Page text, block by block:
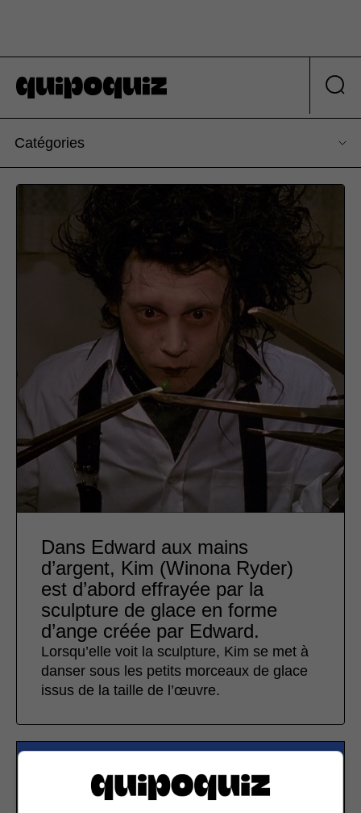
Catégories
Dans Edward aux mains
d’argent, Kim (Winona Ryder)
est d’abord effrayée par la
sculpture de glace en forme
d’ange créée par Edward.
Lorsqu’elle voit la sculpture, Kim se met à
danser sous les petits morceaux de glace
issus de la taille de l’œuvre.
S’inscrire à la newsletter